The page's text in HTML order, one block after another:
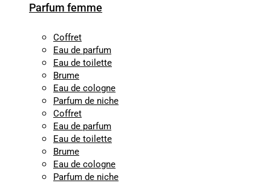
Parfum femme
Coffret
Eau de parfum
Eau de toilette
Brume
Eau de cologne
Parfum de niche
Coffret
Eau de parfum
Eau de toilette
Brume
Eau de cologne
Parfum de niche